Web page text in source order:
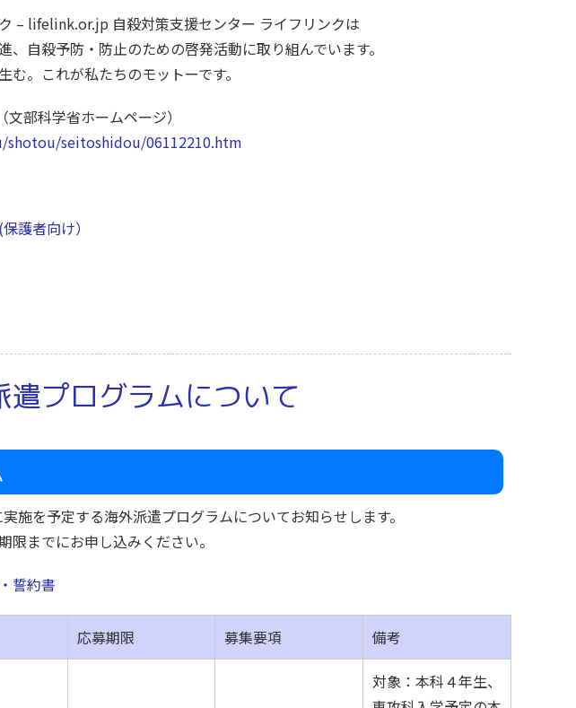
lifelink.or.jp 自殺対策支援センター ライフリンクは
自殺予防・防止のための啓発活動に取り組んでいます。
。これが私たちのモットーです。
部科学省ホームページ）
seitoshidou/06112210.htm
護者向け）
プログラムについて
施を予定する海外派遣プログラムについてお知らせします。
までにお申し込みください。
誓約書
応募期限 募集要項 備考
対象：本科４年生、